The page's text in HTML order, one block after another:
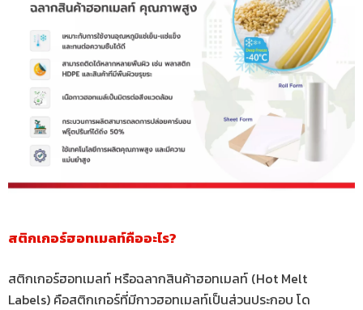
สติกเกอร์ฮอทเมลท์คืออะไร?
สติกเกอร์ฮอทเมลท์ หรือฉลากสินค้าฮอทเมลท์ (Hot Melt
Labels) คือสติกเกอร์ที่มีกาวฮอทเมลท์เป็นส่วนประกอบ โด